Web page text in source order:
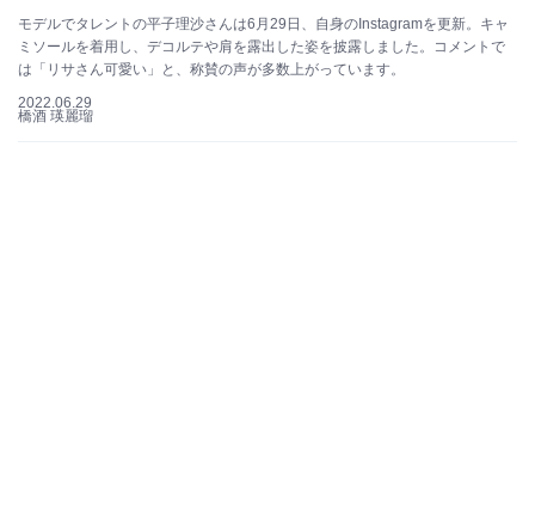
モデルでタレントの平子理沙さんは6月29日、自身のInstagramを更新。キャ
ミソールを着用し、デコルテや肩を露出した姿を披露しました。コメントで
は「リサさん可愛い」と、称賛の声が多数上がっています。
2022.06.29
橋酒 瑛麗瑠